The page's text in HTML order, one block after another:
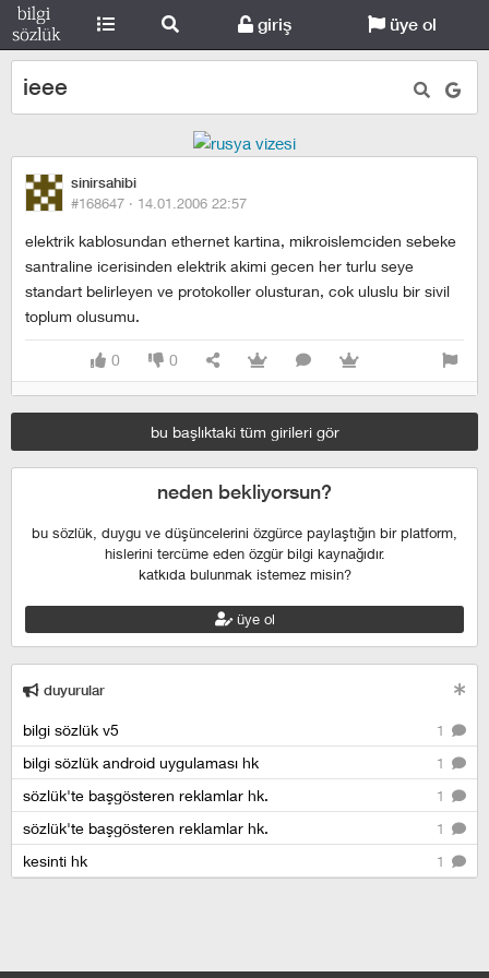
giriş üye ol
ieee
sinirsahibi
#168647 · 14.01.2006 22:57
elektrik kablosundan ethernet kartina, mikroislemciden sebeke
santraline icerisinden elektrik akimi gecen her turlu seye
standart belirleyen ve protokoller olusturan, cok uluslu bir sivil
toplum olusumu.
0 0
bu başlıktaki tüm girileri gör
neden bekliyorsun?
bu sözlük, duygu ve düşüncelerini özgürce paylaştığın bir platform,
hislerini tercüme eden özgür bilgi kaynağıdır.
katkıda bulunmak istemez misin?
üye ol
duyurular
1
bilgi sözlük v5
1
bilgi sözlük android uygulaması hk
1
sözlük'te başgösteren reklamlar hk.
1
sözlük'te başgösteren reklamlar hk.
1
kesinti hk